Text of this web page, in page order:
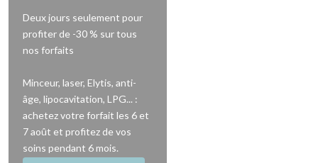
Deux jours seulement pour
profiter de -30 % sur tous
nos forfaits
Minceur, laser, Elytis, anti-
âge, lipocavitation, LPG... :
achetez votre forfait les 6 et
7 août et profitez de vos
soins pendant 6 mois.